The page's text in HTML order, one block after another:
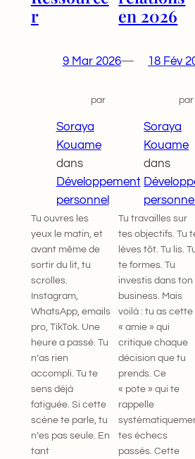
r
9 Mar 2026—
par
Soraya
Kouame
dans
Développement
personnel
Tu ouvres les
yeux le matin, et
avant même de
sortir du lit, tu
scrolles.
Instagram,
WhatsApp, emails
pro, TikTok. Une
heure a passé. Tu
n’as rien
accompli. Tu te
sens déjà
fatiguée. Si cette
scène te parle, tu
n’es pas seule. En
tant
en 2026
18 Fév
par
Soraya
Kouame
dans
personnel
Tu travailles sur
tes objectifs. Tu
lèves tôt. Tu lis.
te formes. Tu
investis dans ton
business. Mais
voilà : tu as cette
« amie » qui
critique chaque
décision que tu
prends. Ce
« pote » qui te
rappelle
tes échecs
passés. Cette